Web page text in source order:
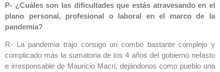
P- ¿Cuáles son las dificultades que estás atravesando en el
plano personal, profesional o laboral en el marco de la
pandemia?
R- La pandemia trajo consigo un combo bastante complejo y
complicado más la sumatoria de los 4 años del gobierno nefasto
e irresponsable de Mauricio Macri, dejándonos como pueblo una